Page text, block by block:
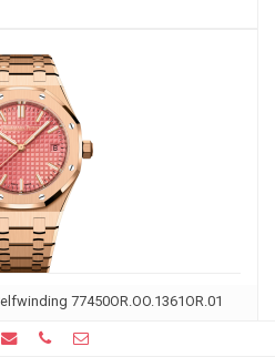
77450OR.OO.1361OR.01